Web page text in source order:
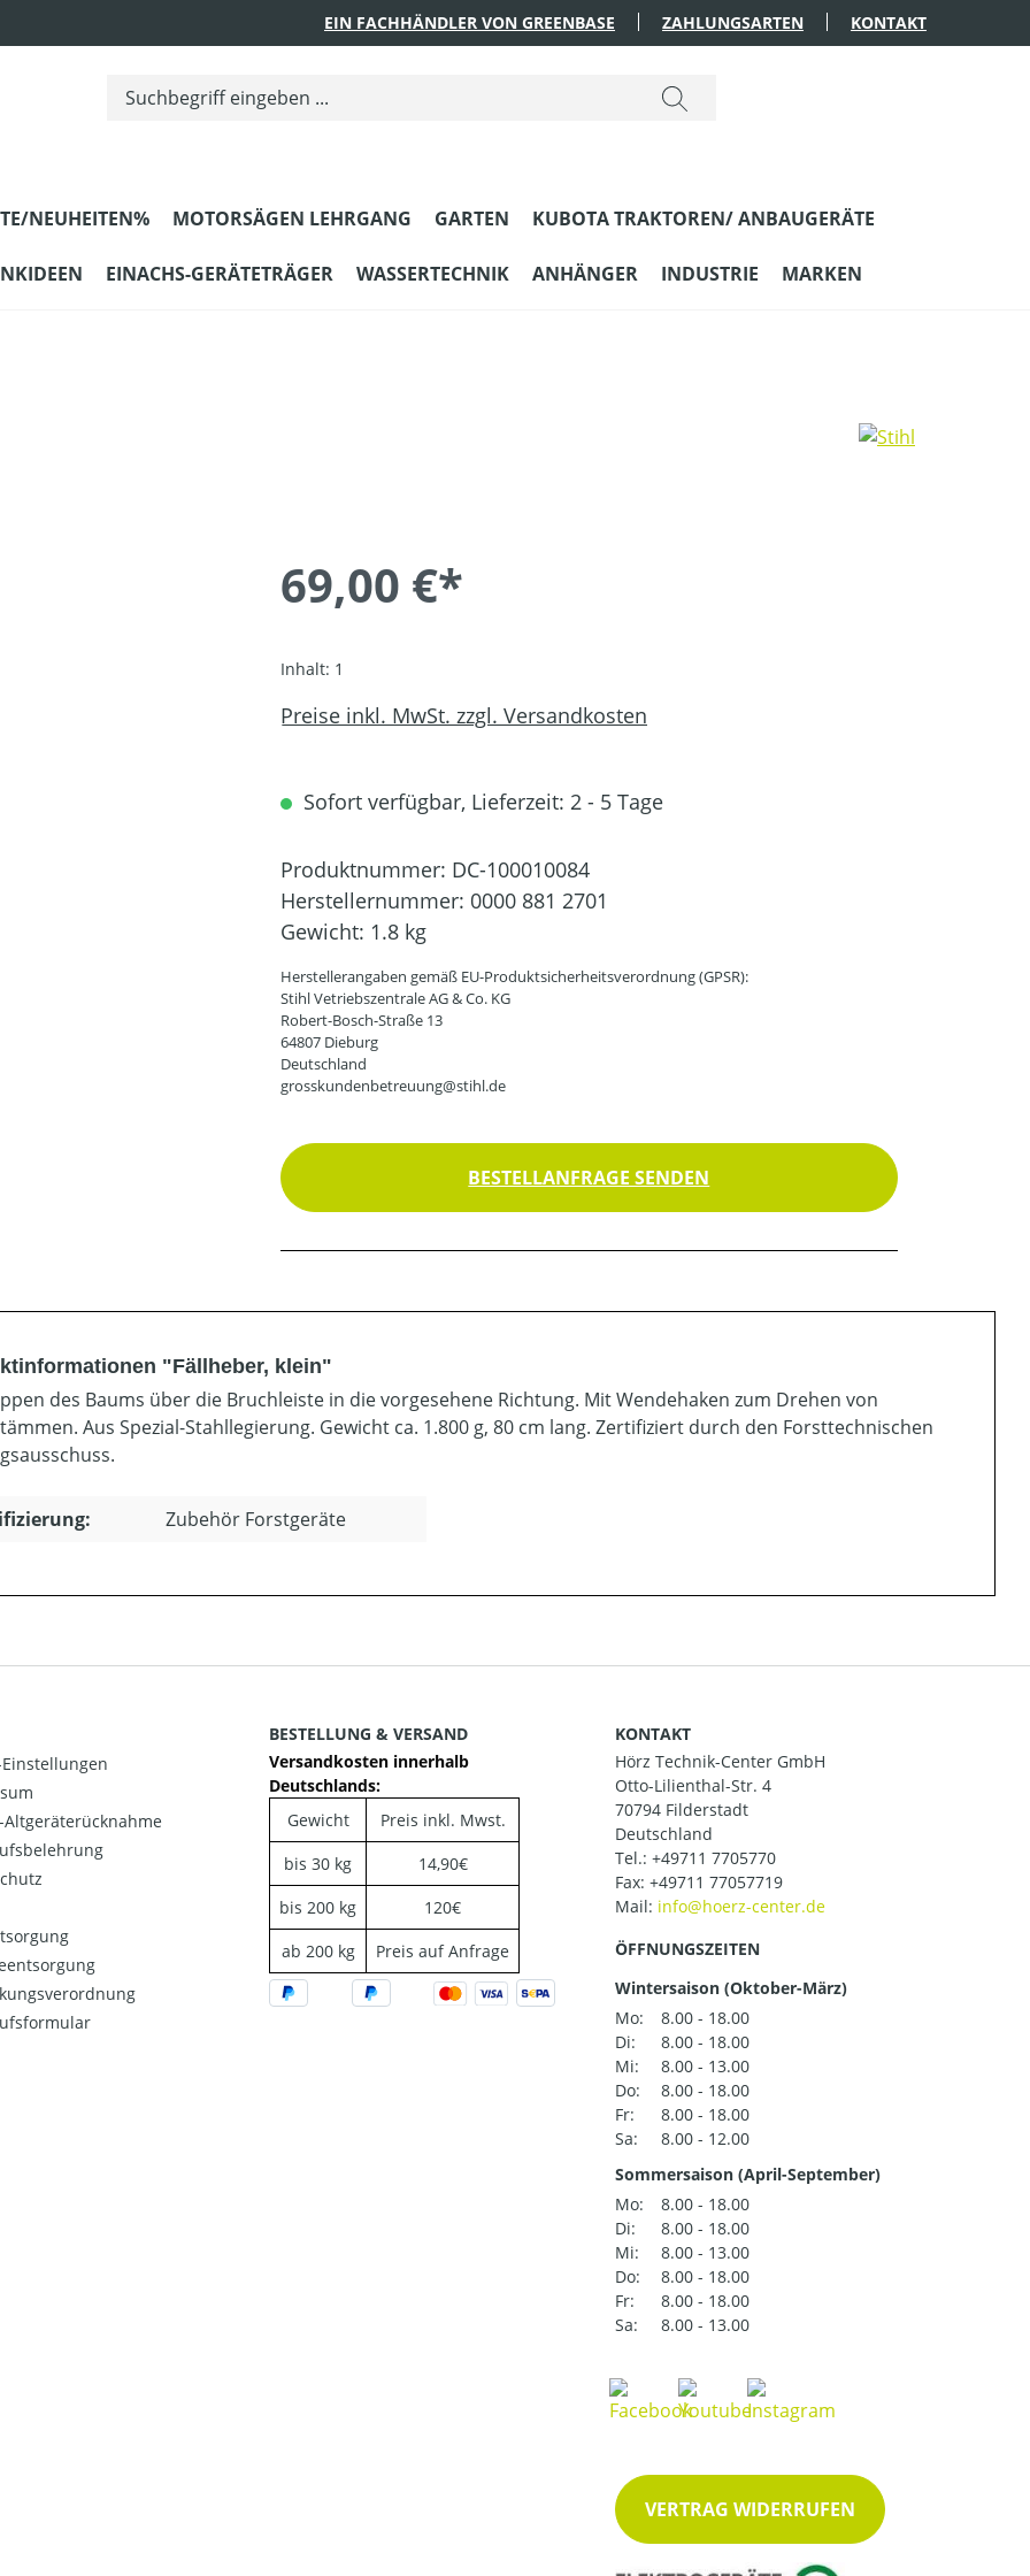
EIN FACHHÄNDLER VON GREENBASE ZAHLUNGSARTEN KONTAKT
NEUHEITEN% MOTORSÄGEN LEHRGANG GARTEN KUBOTA TRAKTOREN/ ANBAUGERÄTE
EINACHS-GERÄTETRÄGER WASSERTECHNIK ANHÄNGER INDUSTRIE MARKEN
69,00 €*
Inhalt: 1
Preise inkl. MwSt. zzgl. Versandkosten
Sofort verfügbar, Lieferzeit: 2 - 5 Tage
Produktnummer: DC-100010084
Herstellernummer: 0000 881 2701
Gewicht: 1.8 kg
Herstellerangaben gemäß EU-Produktsicherheitsverordnung (GPSR):
Stihl Vetriebszentrale AG & Co. KG
Robert-Bosch-Straße 13
64807 Dieburg
Deutschland
grosskundenbetreuung@stihl.de
BESTELLANFRAGE SENDEN
"Fällheber, klein"
des Baums über die Bruchleiste in die vorgesehene Richtung. Mit Wendehaken zum Drehen von
Aus Spezial-Stahllegierung. Gewicht ca. 1.800 g, 80 cm lang. Zertifiziert durch den Forsttechnischen
Zubehör Forstgeräte
Einstellungen
Altgeräterücknahme
BESTELLUNG & VERSAND
Versandkosten innerhalb
Deutschlands:
Gewicht
Preis inkl. Mwst.
bis 30 kg
14,90€
bis 200 kg
120€
ab 200 kg
Preis auf Anfrage
KONTAKT
Hörz Technik-Center GmbH
Otto-Lilienthal-Str. 4
70794 Filderstadt
Deutschland
Tel.: +49711 7705770
Fax: +49711 77057719
Mail:
ÖFFNUNGSZEITEN
Wintersaison (Oktober-März)
Mo:
8.00 - 18.00
Di:
8.00 - 18.00
Mi:
8.00 - 13.00
Do:
8.00 - 18.00
Fr:
8.00 - 18.00
Sa:
8.00 - 12.00
Sommersaison (April-September)
Mo:
8.00 - 18.00
Di:
8.00 - 18.00
Mi:
8.00 - 13.00
Do:
8.00 - 18.00
Fr:
8.00 - 18.00
Sa:
8.00 - 13.00
VERTRAG WIDERRUFEN